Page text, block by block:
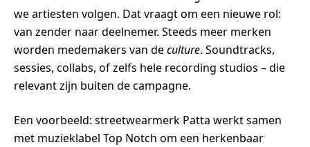
we artiesten volgen. Dat vraagt om een nieuwe rol:
van zender naar deelnemer. Steeds meer merken
worden medemakers van deculture. Soundtracks,
sessies, collabs, of zelfs hele recording studios – die
relevant zijn buiten de campagne.
Een voorbeeld: streetwearmerk Patta werkt samen
met muzieklabel Top Notch om een herkenbaar